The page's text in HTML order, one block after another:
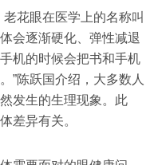
花眼在医学上的名称叫
会逐渐硬化、弹性减退
机的时候会把书和手机
”陈跃国介绍，大多数人
发生的生理现象。此
差异有关。